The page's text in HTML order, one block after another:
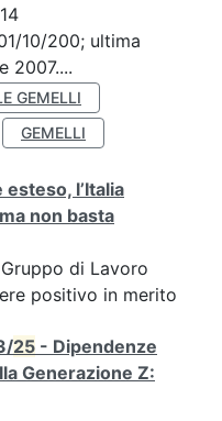
10/200; ultima
2007....
GEMELLI
GEMELLI
l’Italia
non basta
di Lavoro
positivo in merito
25 - Dipendenze
Generazione Z: